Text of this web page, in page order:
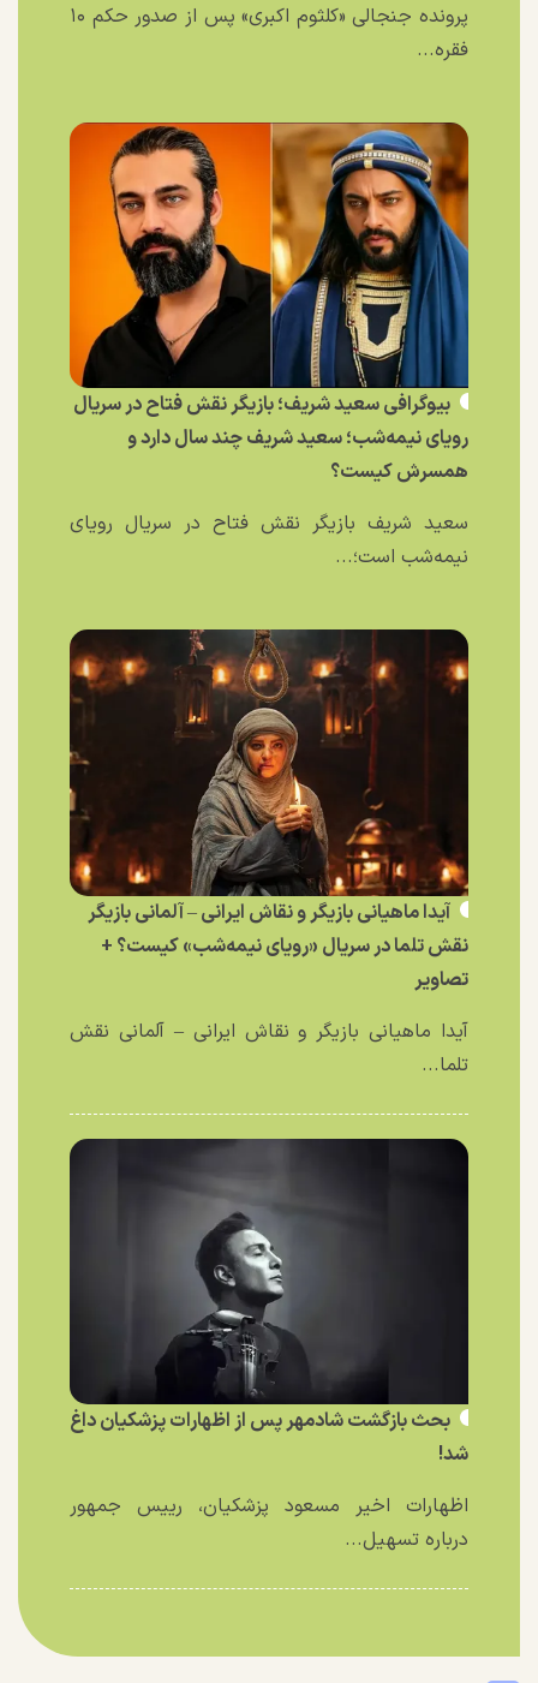
پرونده جنجالی «کلثوم اکبری» پس از صدور حکم ۱۰
فقره...
بیوگرافی سعید شریف؛ بازیگر نقش فتاح در سریال
رویای نیمه‌شب؛ سعید شریف چند سال دارد و
همسرش کیست؟
سعید شریف بازیگر نقش فتاح در سریال رویای
نیمه‌شب است؛...
آیدا ماهیانی بازیگر و نقاش ایرانی – آلمانی بازیگر
نقش تلما در سریال «رویای نیمه‌شب» کیست؟ +
تصاویر
آیدا ماهیانی بازیگر و نقاش ایرانی – آلمانی نقش
تلما...
بحث بازگشت شادمهر پس از اظهارات پزشکیان داغ
شد!
اظهارات اخیر مسعود پزشکیان، رییس جمهور
درباره تسهیل...